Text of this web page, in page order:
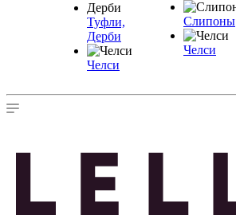
Туфли,
Дерби
Челси
Слипоны
Челси